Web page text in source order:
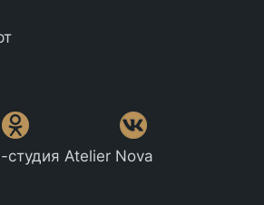
Atelier Nova